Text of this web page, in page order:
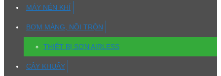
MÁY NÉN KHÍ
BƠM MÀNG, NỒI TRỘN
THIẾT BỊ SƠN AIRLESS
CÂY KHUẤY